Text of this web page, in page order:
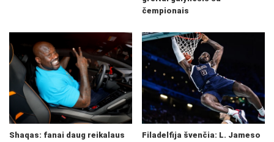
čempionais
Shaqas: fanai daug reikalaus
Filadelfija švenčia: L. Jameso